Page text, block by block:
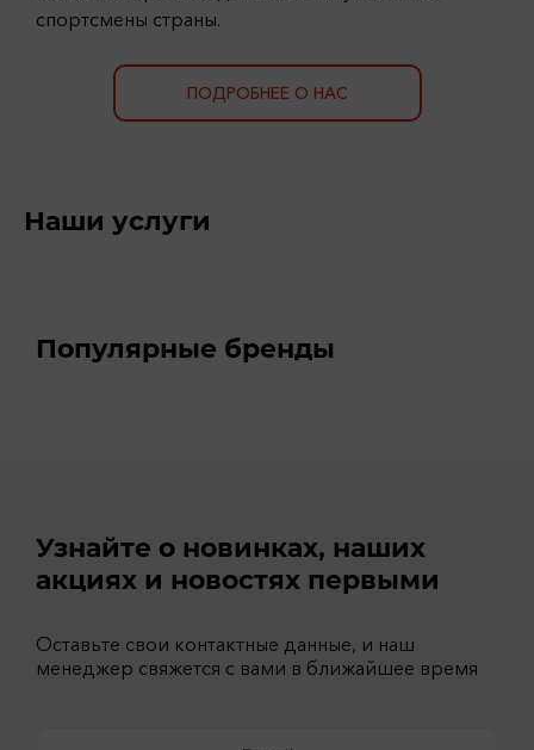
спортсмены страны.
ПОДРОБНЕЕ О НАС
Наши услуги
Популярные бренды
Узнайте о новинках, наших
акциях и новостях первыми
Оставьте свои контактные данные, и наш
менеджер свяжется с вами в ближайшее время